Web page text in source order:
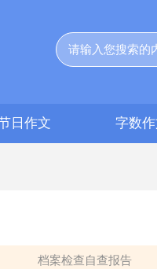
日作文 字数
档案检查自查报告